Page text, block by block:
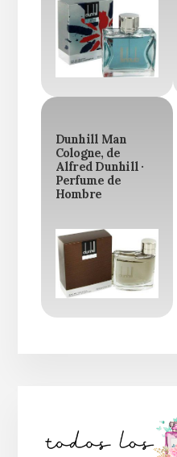
Dunhill Man
Cologne, de
Alfred Dunhill ·
Perfume de
Hombre
lateral